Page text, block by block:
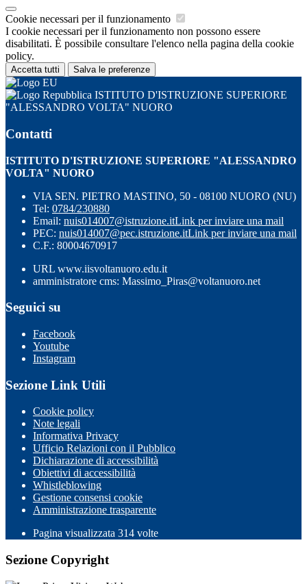
Cookie necessari per il funzionamento
I cookie necessari per il funzionamento non possono essere
disabilitati. È possibile consultare l'elenco nella pagina della cookie
policy.
Accetta tutti Salva le preferenze
ISTITUTO D'ISTRUZIONE SUPERIORE
"ALESSANDRO VOLTA" NUORO
Contatti
ISTITUTO D'ISTRUZIONE SUPERIORE "ALESSANDRO
VOLTA" NUORO
VIA SEN. PIETRO MASTINO, 50 - 08100 NUORO (NU)
Tel: 0784/230880
Email: nuis014007@istruzione.itLink per inviare una mail
PEC: nuis014007@pec.istruzione.itLink per inviare una mail
C.F.: 80004670917
URL www.iisvoltanuoro.edu.it
amministratore cms: Massimo_Piras@voltanuoro.net
Seguici su
Facebook
Youtube
Instagram
Sezione Link Utili
Cookie policy
Note legali
Informativa Privacy
Ufficio Relazioni con il Pubblico
Dichiarazione di accessibilità
Obiettivi di accessibilità
Whistleblowing
Gestione consensi cookie
Amministrazione trasparente
Pagina visualizzata 314 volte
Sezione Copyright